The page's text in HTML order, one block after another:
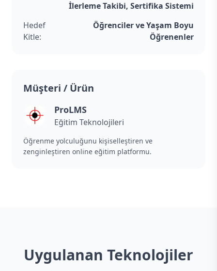
İlerleme Takibi, Sertifika Sistemi
Hedef
Kitle:
Öğrenciler ve Yaşam Boyu
Öğrenenler
Müşteri / Ürün
ProLMS
Eğitim Teknolojileri
Öğrenme yolculuğunu kişiselleştiren ve
zenginleştiren online eğitim platformu.
Uygulanan Teknolojiler